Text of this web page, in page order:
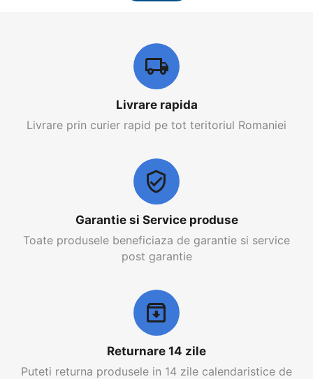
Livrare rapida
Livrare prin curier rapid pe tot teritoriul Romaniei
Garantie si Service produse
Toate produsele beneficiaza de garantie si service
post garantie
Returnare 14 zile
Puteti returna produsele in 14 zile calendaristice de